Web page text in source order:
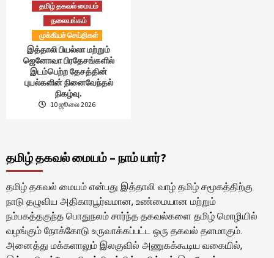
தமிழ் தகவல் மையம்
தலையங்கம்
முக்கியச் செய்திகள்
இத்தாலி பியல்லா மற்றும்
ஜெனோவா பிரதேசங்களில்
இடம்பெற்ற தேசத்தின்
புயல்களின் நினைவேந்தல்
நிகழ்வு.
10 ஜூலை 2026
தமிழ் தகவல் மையம் – நாம் யார்?
தமிழ் தகவல் மையம் என்பது இத்தாலி வாழ் தமிழ் சமூகத்திற்கு
நாடு தழுவிய அதிகாரபூர்வமான, உண்மையான மற்றும்
நம்பகத்தகுந்த பொதுநலம் சார்ந்த தகவல்களை தமிழ் மொழியில்
வழங்கும் நோக்கோடு உருவாக்கப்பட்ட ஒரு தகவல் தளமாகும்.
அனைத்து மக்களாலும் இலகுவில் அணுகக்கூடிய வகையில்,